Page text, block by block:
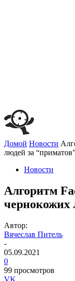
Домой Новости
людей за
Новости
Алгоритм
чернокожих
Автор:
Вячеслав Питель
-
05.09.2021
0
99 просмотров
VK